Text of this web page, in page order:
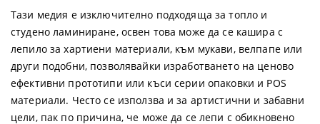
Тази медия е изключително подходяща за топло и
студено ламиниране, освен това може да се кашира с
лепило за хартиени материали, към мукави, велпапе или
други подобни, позволявайки изработването на ценово
ефективни прототипи или къси серии опаковки и POS
материали. Често се използва и за артистични и забавни
цели, пак по причина, че може да се лепи с обикновено